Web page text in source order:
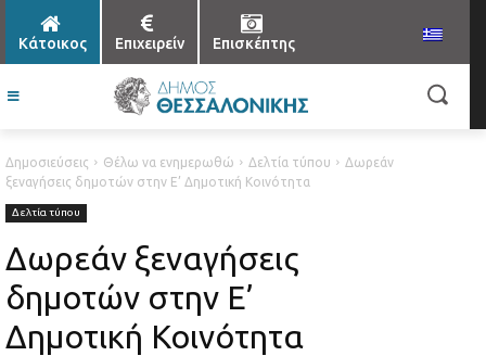
Κάτοικος Επιχειρείν Επισκέπτης
Δημοσιεύσεις Θέλω να ενημερωθώ Δελτία τύπου
Δωρεάν
ξεναγήσεις δημοτών στην Ε’ Δημοτική Κοινότητα
Δελτία τύπου
Δωρεάν ξεναγήσεις
δημοτών στην Ε’
Δημοτική Κοινότητα